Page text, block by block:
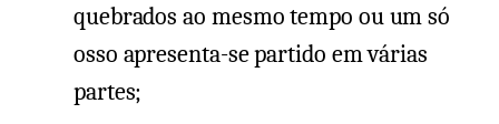
quebrados ao mesmo tempo ou um só
osso apresenta-se partido em várias
partes;